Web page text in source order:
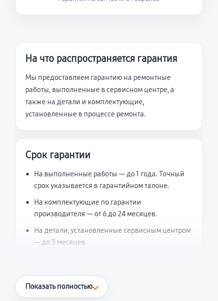
На что распространяется гарантия
Мы предоставляем гарантию на ремонтные
работы, выполненные в сервисном центре, а
также на детали и комплектующие,
установленные в процессе ремонта.
Срок гарантии
На выполненные работы — до 1 года. Точный
срок указывается в гарантийном талоне.
На комплектующие по гарантии
производителя — от 6 до 24 месяцев.
На детали, установленные сервисным центром
— до 3 месяцев.
Что считается гарантийным случаем
Показать полностью